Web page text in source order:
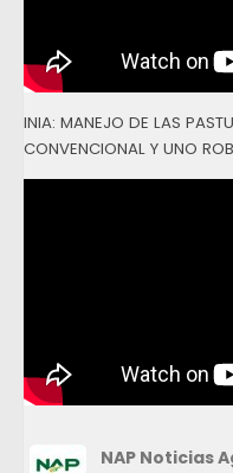
INIA: MANEJO DE LAS
CONVENCIONAL Y UNO
NAP Noticias